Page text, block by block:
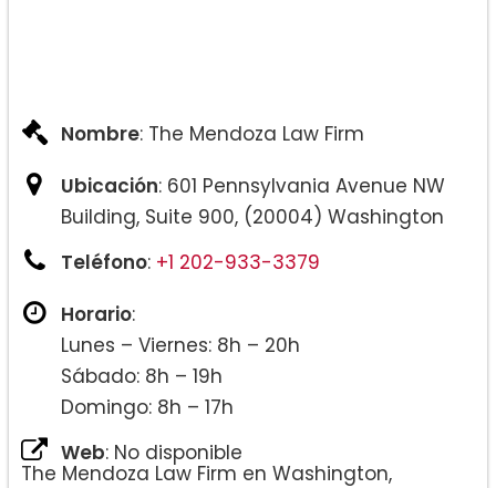
Nombre: The Mendoza Law Firm
Ubicación: 601 Pennsylvania Avenue NW
Building, Suite 900, (20004) Washington
Teléfono: +1 202-933-3379
Horario:
Lunes – Viernes: 8h – 20h
Sábado: 8h – 19h
Domingo: 8h – 17h
Web: No disponible
The Mendoza Law Firm en Washington,